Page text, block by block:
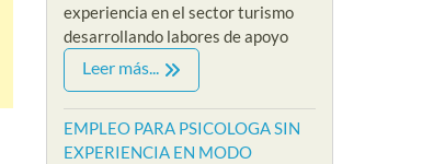
experiencia en el sector turismo
desarrollando labores de apoyo
Leer más...
EMPLEO PARA PSICOLOGA SIN
EXPERIENCIA EN MODO